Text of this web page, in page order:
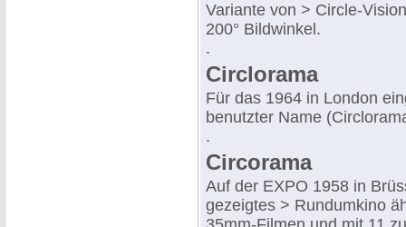
Variante von > Circle-
200° Bildwinkel.
.
Circlorama
Für das 1964 in London
benutzter Name
.
Circorama
Auf der EXPO 1958 in
gezeigtes > Rundumkino